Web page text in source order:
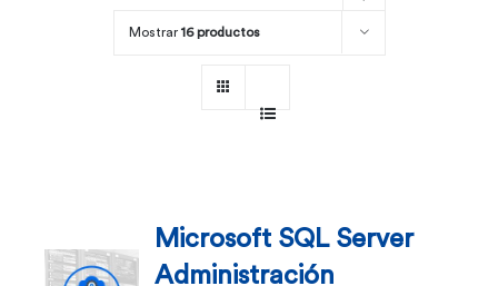
Mostrar 16 productos
Microsoft SQL Server
Administración